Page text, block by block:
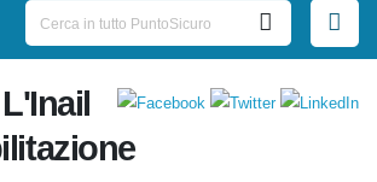
L'Inail